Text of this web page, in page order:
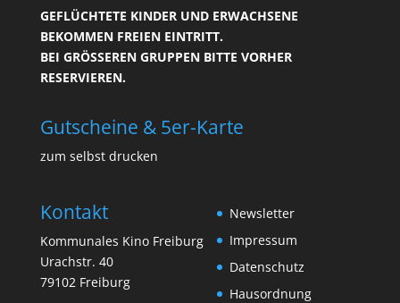
GEFLÜCHTETE KINDER UND ERWACHSENE
BEKOMMEN FREIEN EINTRITT.
BEI GRÖSSEREN GRUPPEN BITTE VORHER R
ESERVIEREN.
Gutscheine & 5er-Karte
zum selbst drucken
Kontakt
Kommunales Kino Freiburg
Urachstr. 40
79102 Freiburg
Newsletter
Impressum
Datenschutz
Hausordnung